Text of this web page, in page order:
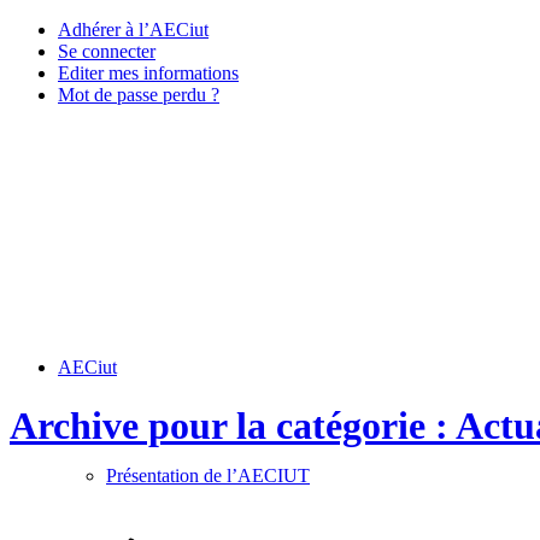
Adhérer à l’AECiut
Se connecter
Editer mes informations
Mot de passe perdu ?
AECiut
Présentation de l’AECIUT
Archive pour la catégorie :